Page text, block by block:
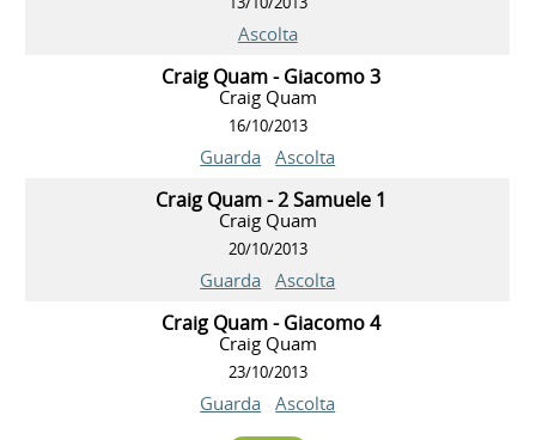
Ascolta
Craig Quam - Giacomo 3
Craig Quam
16/10/2013
Guarda Ascolta
Craig Quam - 2 Samuele 1
Craig Quam
20/10/2013
Guarda Ascolta
Craig Quam - Giacomo 4
Craig Quam
23/10/2013
Guarda Ascolta